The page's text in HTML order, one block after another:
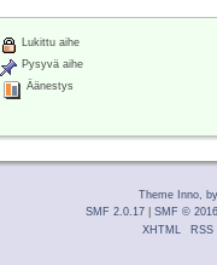
Lukittu aihe
Pysyvä aihe
Äänestys
Theme Inno,
SMF 2.0.17
SMF © 2016
XHTML
RSS